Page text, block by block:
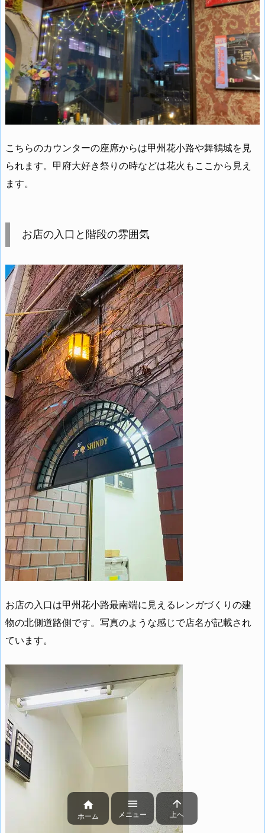
こちらのカウンターの座席からは甲州花小路や舞鶴城を見
られます。甲府大好き祭りの時などは花火もここから見え
ます。
お店の入口と階段の雰囲気
お店の入口は甲州花小路最南端に見えるレンガづくりの建
物の北側道路側です。写真のような感じで店名が記載され
ています。

ホーム

メニュー

上へ